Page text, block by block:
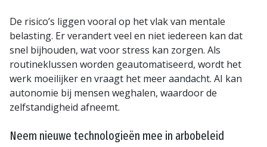
De risico’s liggen vooral op het vlak van mentale
belasting. Er verandert veel en niet iedereen kan dat
snel bijhouden, wat voor stress kan zorgen. Als
routineklussen worden geautomatiseerd, wordt het
werk moeilijker en vraagt het meer aandacht. AI kan
autonomie bij mensen weghalen, waardoor de
zelfstandigheid afneemt.
Neem nieuwe technologieën mee in arbobeleid